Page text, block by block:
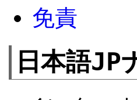
免責
日本語JP